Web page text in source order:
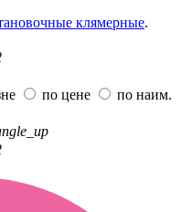
клямерные.
по цене
по наим.